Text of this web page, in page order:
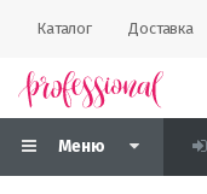
Каталог Доставка
Меню